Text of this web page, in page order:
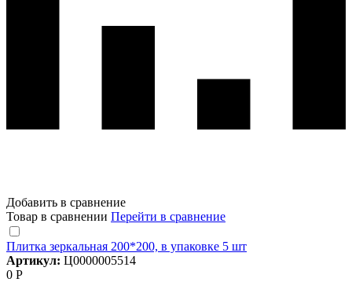
Добавить в сравнение
Товар в сравнении Перейти в сравнение
Плитка зеркальная 200*200, в упаковке 5 шт
Артикул: Ц0000005514
0 Р